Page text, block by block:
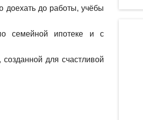
доехать до работы, учёбы
семейной ипотеке и с
для счастливой